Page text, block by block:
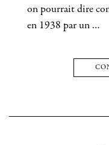
on pourrait dire
en 1938 par un …